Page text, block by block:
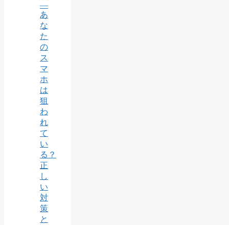
―
あ
な
た
の
ス
マ
ホ
は
狙
わ
れ
て
い
る？
正
し
い
対
策
と